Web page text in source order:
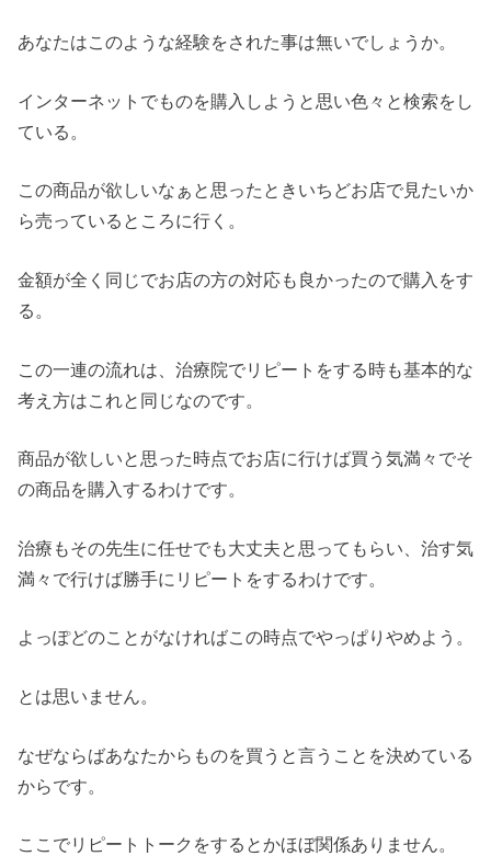
あなたはこのような経験をされた事は無いでしょうか。
インターネットでものを購入しようと思い色々と検索をし
ている。
この商品が欲しいなぁと思ったときいちどお店で見たいか
ら売っているところに行く。
金額が全く同じでお店の方の対応も良かったので購入をす
る。
この一連の流れは、治療院でリピートをする時も基本的な
考え方はこれと同じなのです。
商品が欲しいと思った時点でお店に行けば買う気満々でそ
の商品を購入するわけです。
治療もその先生に任せでも大丈夫と思ってもらい、治す気
満々で行けば勝手にリピートをするわけです。
よっぽどのことがなければこの時点でやっぱりやめよう。
とは思いません。
なぜならばあなたからものを買うと言うことを決めている
からです。
ここでリピートトークをするとかほぼ関係ありません。